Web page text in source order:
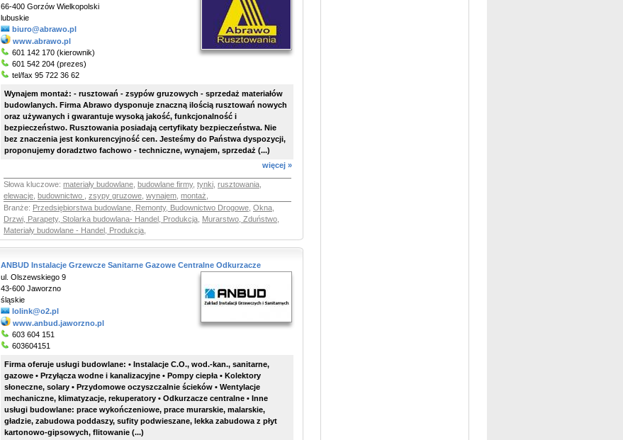
66-400 Gorzów Wielkopolski
lubuskie
biuro@abrawo.pl
www.abrawo.pl
601 142 170 (kierownik)
601 542 204 (prezes)
tel/fax 95 722 36 62
Wynajem montaż: - rusztowań - zsypów gruzowych - sprzedaż materiałów
budowlanych. Firma Abrawo dysponuje znaczną ilością rusztowań nowych
oraz używanych i gwarantuje wysoką jakość, funkcjonalność i
bezpieczeństwo. Rusztowania posiadają certyfikaty bezpieczeństwa. Nie
bez znaczenia jest konkurencyjność cen. Jesteśmy do Państwa dyspozycji,
proponujemy doradztwo fachowo - techniczne, wynajem, sprzedaż (...)
więcej »
Słowa kluczowe: materiały budowlane budowlane firmy, tynki rusztowania
elewacje budownictwo zsypy gruzowe wynajem montaż
Branże: Przedsiębiorstwa budowlane, Remonty, Budownictwo Drogowe Okna,
Drzwi, Parapety, Stolarka budowlana- Handel, Produkcja Murarstwo, Zduństwo
Materiały budowlane - Handel, Produkcja
ANBUD Instalacje Grzewcze Sanitarne Gazowe Centralne Odkurzacze
ul. Olszewskiego 9
43-600 Jaworzno
śląskie
lolink@o2.pl
www.anbud.jaworzno.pl
603 604 151
603604151
Firma oferuje usługi budowlane: • Instalacje C.O., wod.-kan., sanitarne,
gazowe • Przyłącza wodne i kanalizacyjne • Pompy ciepła • Kolektory
słoneczne, solary • Przydomowe oczyszczalnie ścieków • Wentylacje
mechaniczne, klimatyzacje, rekuperatory • Odkurzacze centralne • Inne
usługi budowlane: prace wykończeniowe, prace murarskie, malarskie,
gładzie, zabudowa poddaszy, sufity podwieszane, lekka zabudowa z płyt
kartonowo-gipsowych, flitowanie (...)